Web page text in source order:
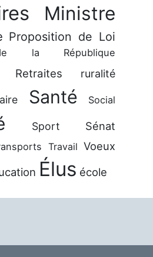
Ministre
Proposition de Loi
la République
Retraites ruralité
Santé Social
Sport Sénat
Travail Voeux
Élus école